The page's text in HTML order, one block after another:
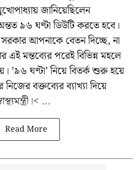
মুখোপাধ্যায় জানিয়েছিলেন
৯৬ ঘণ্টা ডিউটি করতে হবে।
আপনাকে বেতন দিচ্ছে, না
এই মন্তব্যের পরেই বিভিন্ন মহলে
’৯৬ ঘণ্টা’ নিয়ে বিতর্ক শুরু হয়ে
বক্তব্যের ব্যাখ্যা দিয়ে
...
Read More